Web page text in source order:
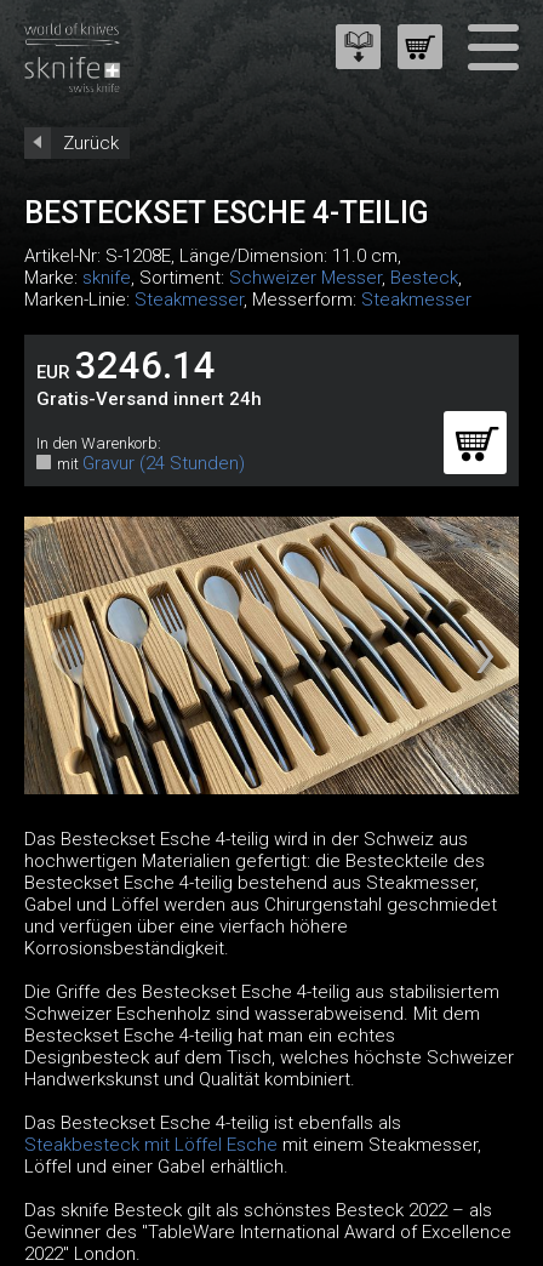
Zurück
BESTECKSET ESCHE 4-TEILIG
Artikel-Nr: S-1208E, Länge/Dimension: 11.0 cm,
Marke: sknife, Sortiment: Schweizer Messer, Besteck,
Marken-Linie: Steakmesser, Messerform: Steakmesser
EUR 3246.14
Gratis-Versand innert 24h
In den Warenkorb:
mit Gravur (24 Stunden)
Das Besteckset Esche 4-teilig wird in der Schweiz aus
hochwertigen Materialien gefertigt: die Besteckteile des
Besteckset Esche 4-teilig bestehend aus Steakmesser,
Gabel und Löffel werden aus Chirurgenstahl geschmiedet
und verfügen über eine vierfach höhere
Korrosionsbeständigkeit.
Die Griffe des Besteckset Esche 4-teilig aus stabilisiertem
Schweizer Eschenholz sind wasserabweisend. Mit dem
Besteckset Esche 4-teilig hat man ein echtes
Designbesteck auf dem Tisch, welches höchste Schweizer
Handwerkskunst und Qualität kombiniert.
Das Besteckset Esche 4-teilig ist ebenfalls als
Steakbesteck mit Löffel Esche mit einem Steakmesser,
Löffel und einer Gabel erhältlich.
Das sknife Besteck gilt als schönstes Besteck 2022 – als
Gewinner des "TableWare International Award of Excellence
2022" London.